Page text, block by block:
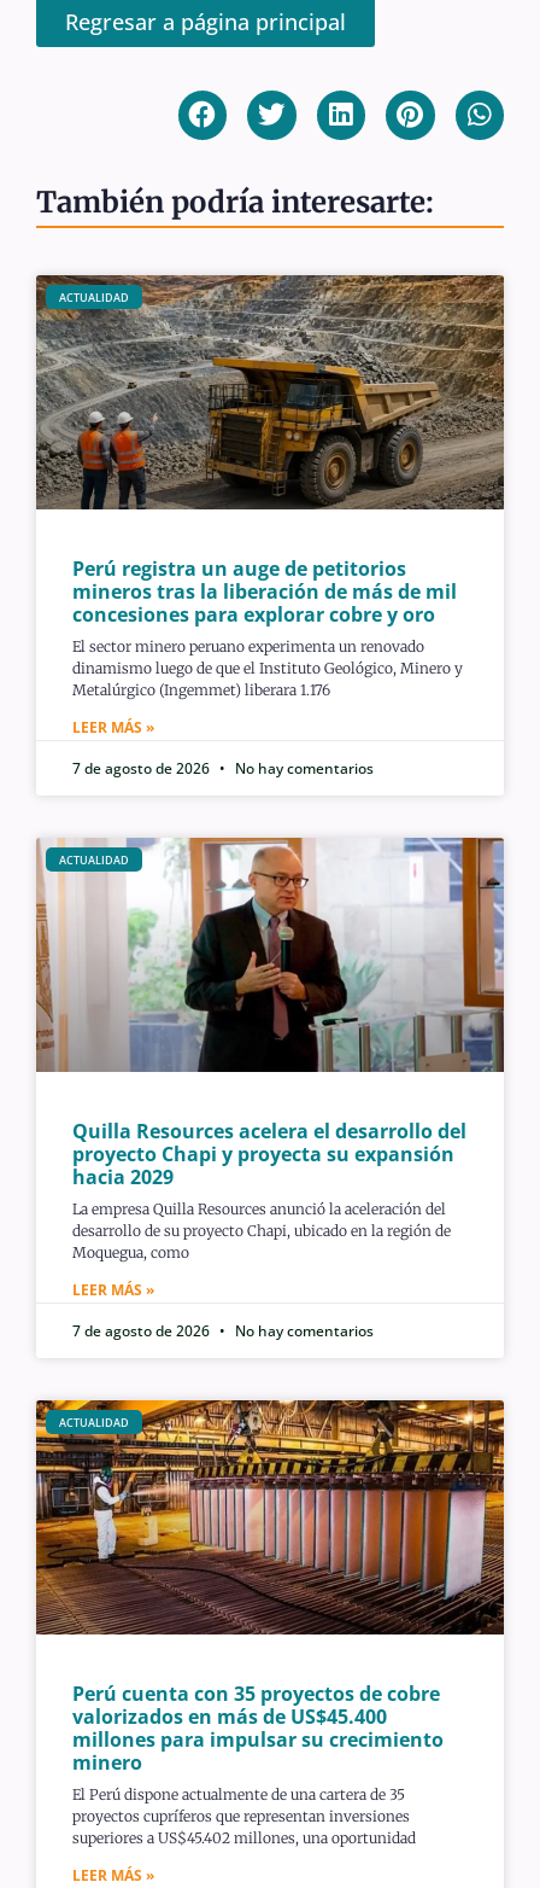
Regresar a página principal
También podría interesarte:
ACTUALIDAD
Perú registra un auge de petitorios
mineros tras la liberación de más de mil
concesiones para explorar cobre y oro
El sector minero peruano experimenta un renovado
dinamismo luego de que el Instituto Geológico, Minero y
Metalúrgico (Ingemmet) liberara 1.176
LEER MÁS »
7 de agosto de 2026
No hay comentarios
ACTUALIDAD
Quilla Resources acelera el desarrollo del
proyecto Chapi y proyecta su expansión
hacia 2029
La empresa Quilla Resources anunció la aceleración del
desarrollo de su proyecto Chapi, ubicado en la región de
Moquegua, como
LEER MÁS »
7 de agosto de 2026
No hay comentarios
ACTUALIDAD
Perú cuenta con 35 proyectos de cobre
valorizados en más de US$45.400
millones para impulsar su crecimiento
minero
El Perú dispone actualmente de una cartera de 35
proyectos cupríferos que representan inversiones
superiores a US$45.402 millones, una oportunidad
LEER MÁS »